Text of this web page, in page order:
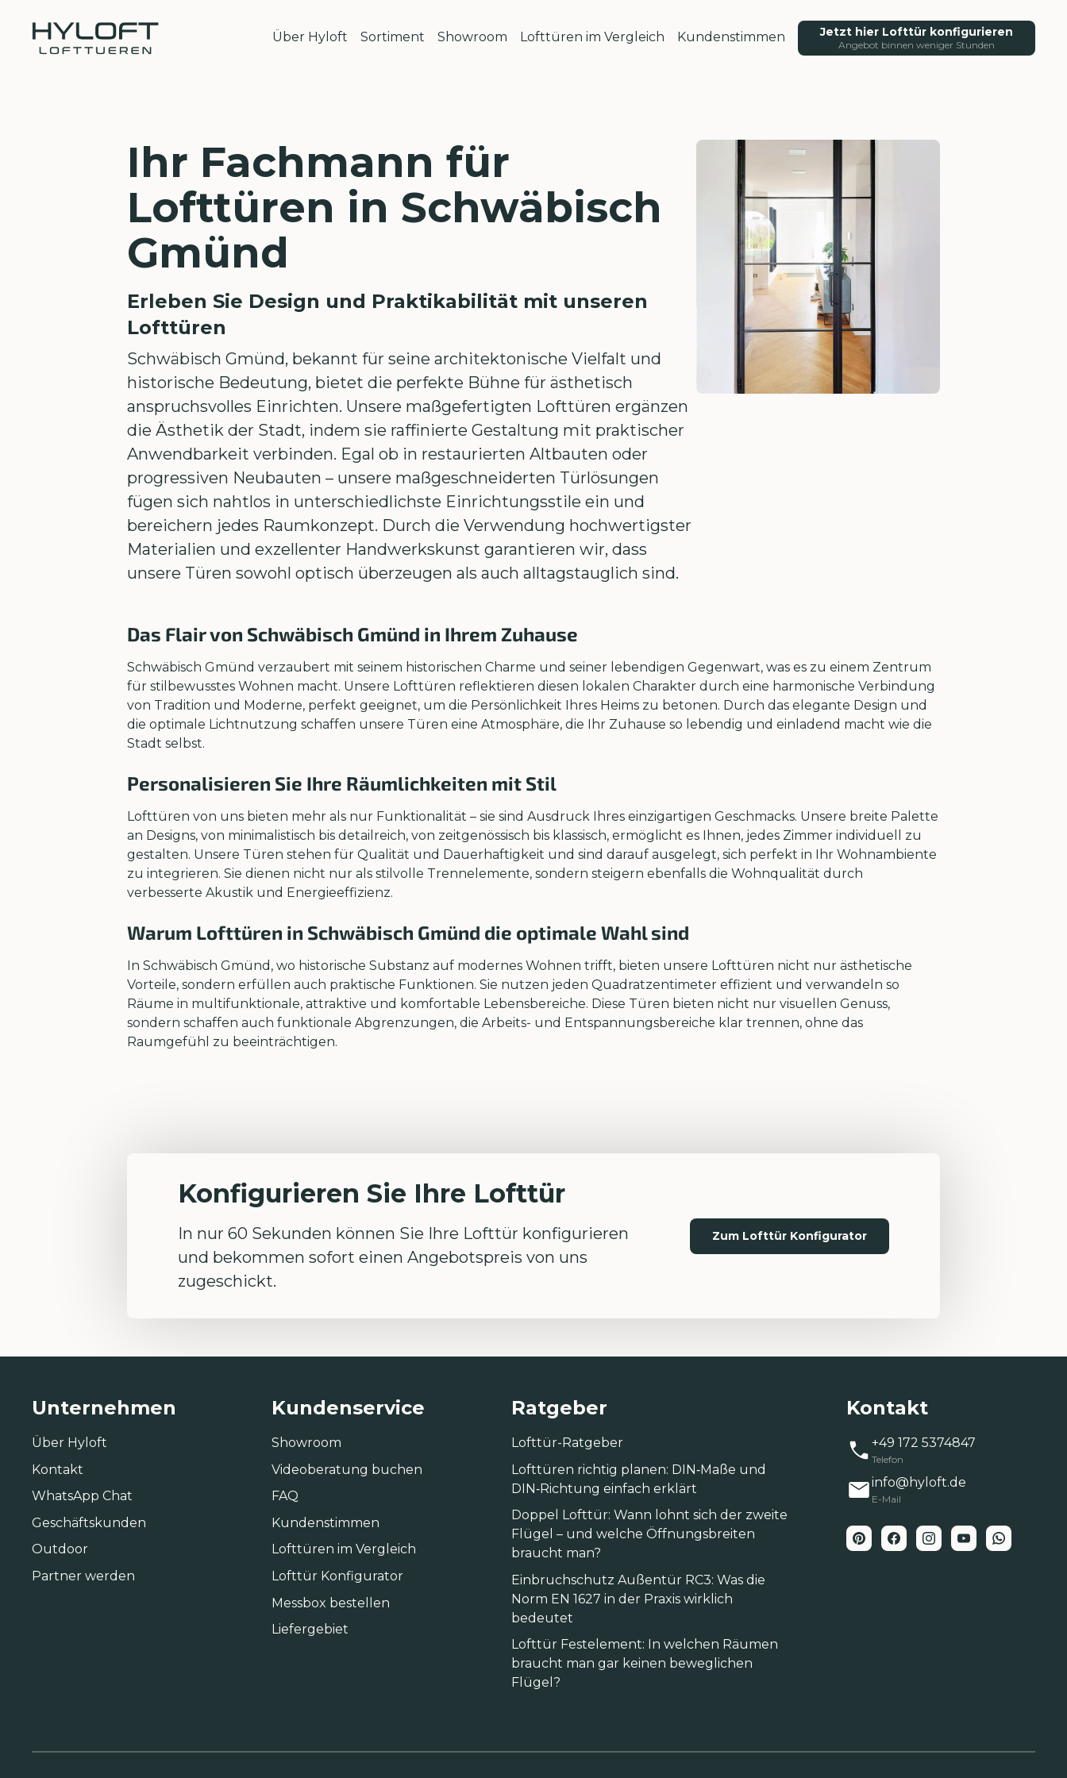
Über Hyloft Sortiment Showroom Lofttüren im Vergleich Kundenstimmen Jetzt hier Lofttür konfigurieren
Angebot binnen weniger Stunden
Ihr Fachmann für
Lofttüren in Schwäbisch
Gmünd
Erleben Sie Design und Praktikabilität mit unseren
Lofttüren
Schwäbisch Gmünd, bekannt für seine architektonische Vielfalt und
historische Bedeutung, bietet die perfekte Bühne für ästhetisch
anspruchsvolles Einrichten. Unsere maßgefertigten Lofttüren ergänzen
die Ästhetik der Stadt, indem sie raffinierte Gestaltung mit praktischer
Anwendbarkeit verbinden. Egal ob in restaurierten Altbauten oder
progressiven Neubauten – unsere maßgeschneiderten Türlösungen
fügen sich nahtlos in unterschiedlichste Einrichtungsstile ein und
bereichern jedes Raumkonzept. Durch die Verwendung hochwertigster
Materialien und exzellenter Handwerkskunst garantieren wir, dass
unsere Türen sowohl optisch überzeugen als auch alltagstauglich sind.
Das Flair von Schwäbisch Gmünd in Ihrem Zuhause
Schwäbisch Gmünd verzaubert mit seinem historischen Charme und seiner lebendigen Gegenwart, was es zu einem Zentrum
für stilbewusstes Wohnen macht. Unsere Lofttüren reflektieren diesen lokalen Charakter durch eine harmonische Verbindung
von Tradition und Moderne, perfekt geeignet, um die Persönlichkeit Ihres Heims zu betonen. Durch das elegante Design und
die optimale Lichtnutzung schaffen unsere Türen eine Atmosphäre, die Ihr Zuhause so lebendig und einladend macht wie die
Stadt selbst.
Personalisieren Sie Ihre Räumlichkeiten mit Stil
Lofttüren von uns bieten mehr als nur Funktionalität – sie sind Ausdruck Ihres einzigartigen Geschmacks. Unsere breite Palette
an Designs, von minimalistisch bis detailreich, von zeitgenössisch bis klassisch, ermöglicht es Ihnen, jedes Zimmer individuell zu
gestalten. Unsere Türen stehen für Qualität und Dauerhaftigkeit und sind darauf ausgelegt, sich perfekt in Ihr Wohnambiente
zu integrieren. Sie dienen nicht nur als stilvolle Trennelemente, sondern steigern ebenfalls die Wohnqualität durch
verbesserte Akustik und Energieeffizienz.
Warum Lofttüren in Schwäbisch Gmünd die optimale Wahl sind
In Schwäbisch Gmünd, wo historische Substanz auf modernes Wohnen trifft, bieten unsere Lofttüren nicht nur ästhetische
Vorteile, sondern erfüllen auch praktische Funktionen. Sie nutzen jeden Quadratzentimeter effizient und verwandeln so
Räume in multifunktionale, attraktive und komfortable Lebensbereiche. Diese Türen bieten nicht nur visuellen Genuss,
sondern schaffen auch funktionale Abgrenzungen, die Arbeits- und Entspannungsbereiche klar trennen, ohne das
Raumgefühl zu beeinträchtigen.
Konfigurieren Sie Ihre Lofttür
In nur 60 Sekunden können Sie Ihre Lofttür konfigurieren
und bekommen sofort einen Angebotspreis von uns
zugeschickt.
Zum Lofttür Konfigurator
Unternehmen
Über Hyloft
Kontakt
WhatsApp Chat
Geschäftskunden
Outdoor
Partner werden
Kundenservice
Showroom
Videoberatung buchen
FAQ
Kundenstimmen
Lofttüren im Vergleich
Lofttür Konfigurator
Messbox bestellen
Liefergebiet
Ratgeber
Lofttür-Ratgeber
Lofttüren richtig planen: DIN‑Maße und
DIN‑Richtung einfach erklärt
Doppel Lofttür: Wann lohnt sich der zweite
Flügel – und welche Öffnungsbreiten
braucht man?
Einbruchschutz Außentür RC3: Was die
Norm EN 1627 in der Praxis wirklich
bedeutet
Lofttür Festelement: In welchen Räumen
braucht man gar keinen beweglichen
Flügel?
Kontakt
+49 172 5374847
Telefon
info@hyloft.de
E-Mail